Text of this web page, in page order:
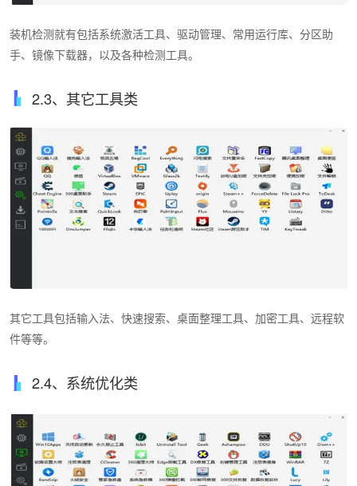
装机检测就有包括系统激活工具、驱动管理、常用运行库、分区助
手、镜像下载器，以及各种检测工具。
2.3、其它工具类
其它工具包括输入法、快速搜索、桌面整理工具、加密工具、远程软
件等等。
2.4、系统优化类